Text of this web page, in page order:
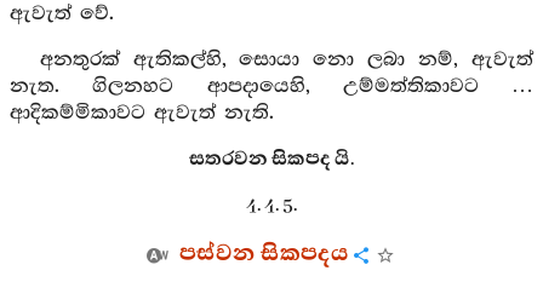
ඇවැත් වේ.
අනතුරක් ඇතිකල්හි, සොයා නො ලබා නම්, ඇවැත්
නැත. ගිලනහට ආපදායෙහි, උම්මත්තිකාවට …
ආදිකම්මිකාවට ඇවැත් නැති.
සතරවන සිකපද යි.
4. 4. 5.
පස්වන සිකපදය